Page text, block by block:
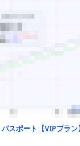
パスポート【VIPプラン